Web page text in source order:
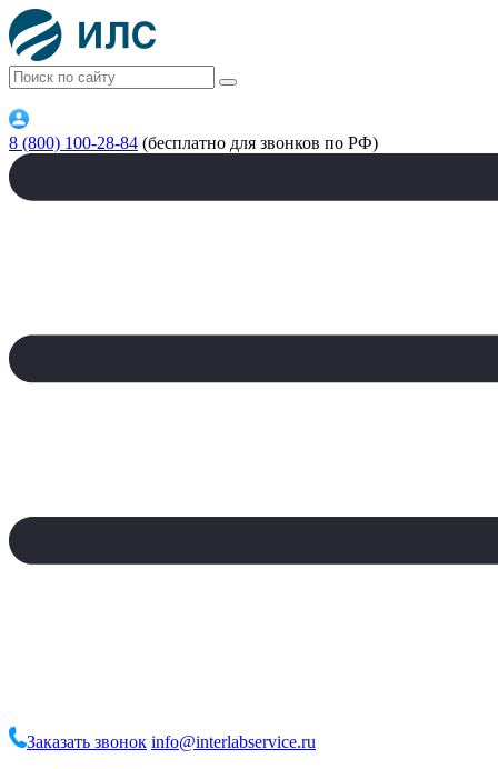
8 (800) 100-28-84 (бесплатно для звонков по РФ)
Заказать звонок info@interlabservice.ru